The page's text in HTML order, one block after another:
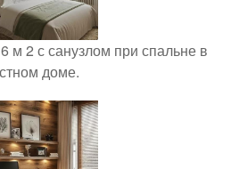
м 2 с санузлом при спальне в
доме.